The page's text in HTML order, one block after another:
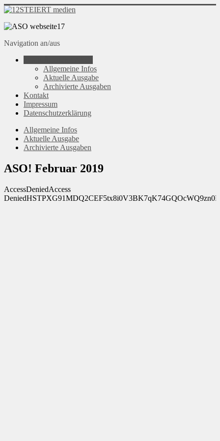
Navigation an/aus
Allgemeine Infos
Aktuelle Ausgabe
Archivierte Ausgaben
Kontakt
Impressum
Datenschutzerklärung
Allgemeine Infos
Aktuelle Ausgabe
Archivierte Ausgaben
ASO! Februar 2019